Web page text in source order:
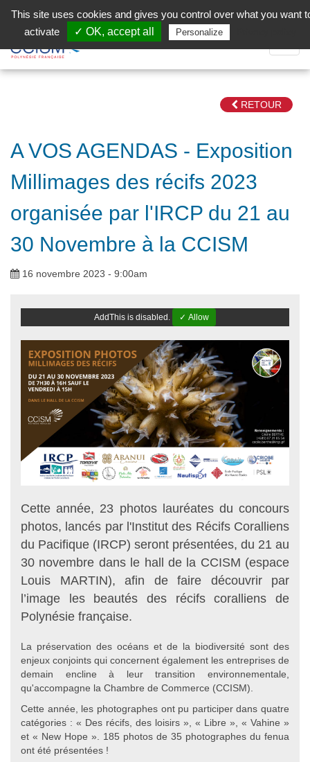
Facebook (Customer Chat) is disabled.
la
RETOUR
A VOS AGENDAS - Exposition
Millimages des récifs 2023
organisée par l'IRCP du 21 au
30 Novembre à la CCISM
16 novembre 2023 - 9:00am
AddThis is disabled. ✓ Allow
Cette année, 23 photos lauréates du concours
photos, lancés par l'Institut des Récifs Coralliens
du Pacifique (IRCP) seront présentées, du 21 au
30 novembre dans le hall de la CCISM (espace
Louis MARTIN), afin de faire découvrir par
l’image les beautés des récifs coralliens de
Polynésie française.
La préservation des océans et de la biodiversité sont des
enjeux conjoints qui concernent également les entreprises de
demain encline à leur transition environnementale,
qu'accompagne la Chambre de Commerce (CCISM).
Cette année, les photographes ont pu participer dans quatre
catégories : « Des récifs, des loisirs », « Libre », « Vahine »
et « New Hope ». 185 photos de 35 photographes du fenua
ont été présentées !
This site uses cookies and gives you control over what you want
activate
✓ OK, accept all Personalize